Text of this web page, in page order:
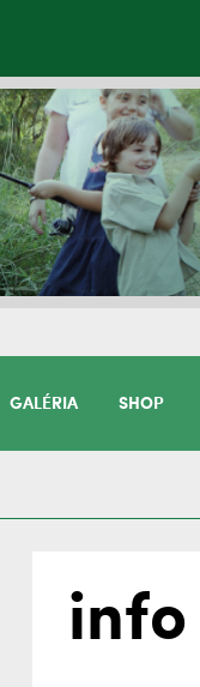
GALÉRIA SHOP
info